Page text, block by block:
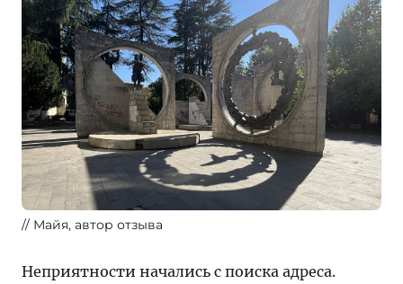
Майя, автор отзыва
Неприятности начались с поиска адреса.